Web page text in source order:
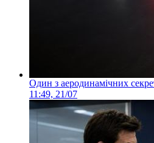
Один з аеродинамічних
11:49, 21/07